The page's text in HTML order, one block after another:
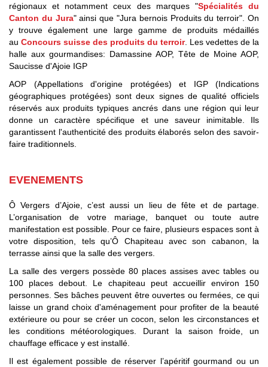
régionaux et notamment ceux des marques "Spécialités du
Canton du Jura" ainsi que "Jura bernois Produits du terroir". On
y trouve également une large gamme de produits médaillés
au Concours suisse des produits du terroir. Les vedettes de la
halle aux gourmandises: Damassine AOP, Tête de Moine AOP,
Saucisse d'Ajoie IGP
AOP (Appellations d'origine protégées) et IGP (Indications
géographiques protégées) sont deux signes de qualité officiels
réservés aux produits typiques ancrés dans une région qui leur
donne un caractère spécifique et une saveur inimitable. Ils
garantissent l'authenticité des produits élaborés selon des savoir-
faire traditionnels.
EVENEMENTS
Ô Vergers d’Ajoie, c’est aussi un lieu de fête et de partage.
L’organisation de votre mariage, banquet ou toute autre
manifestation est possible. Pour ce faire, plusieurs espaces sont à
votre disposition, tels qu’Ô Chapiteau avec son cabanon, la
terrasse ainsi que la salle des vergers.
La salle des vergers possède 80 places assises avec tables ou
100 places debout. Le chapiteau peut accueillir environ 150
personnes. Ses bâches peuvent être ouvertes ou fermées, ce qui
laisse un grand choix d'aménagement pour profiter de la beauté
extérieure ou pour se créer un cocon, selon les circonstances et
les conditions météorologiques. Durant la saison froide, un
chauffage efficace y est installé.
Il est également possible de réserver l’apéritif gourmand ou un